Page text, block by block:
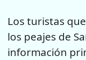
Los turistas
los peajes de
información